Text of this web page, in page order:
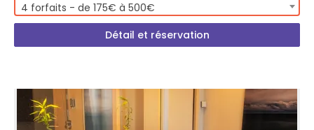
4 forfaits - de 175€ à 500€
Détail et réservation